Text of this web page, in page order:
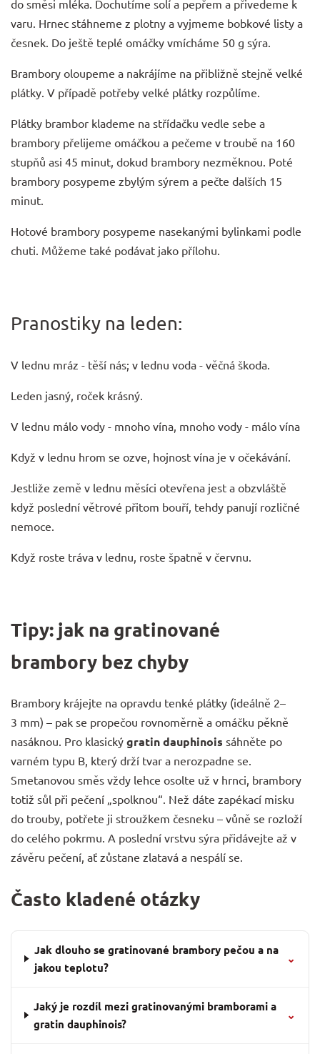
do směsi mléka. Dochutíme solí a pepřem a přivedeme k
varu. Hrnec stáhneme z plotny a vyjmeme bobkové listy a
česnek. Do ještě teplé omáčky vmícháme 50 g sýra.
Brambory oloupeme a nakrájíme na přibližně stejně velké
plátky. V případě potřeby velké plátky rozpůlíme.
Plátky brambor klademe na střídačku vedle sebe a
brambory přelijeme omáčkou a pečeme v troubě na 160
stupňů asi 45 minut, dokud brambory nezměknou. Poté
brambory posypeme zbylým sýrem a pečte dalších 15
minut.
Hotové brambory posypeme nasekanými bylinkami podle
chuti. Můžeme také podávat jako přílohu.
Pranostiky na leden:
V lednu mráz - těší nás; v lednu voda - věčná škoda.
Leden jasný, roček krásný.
V lednu málo vody - mnoho vína, mnoho vody - málo vína
Když v lednu hrom se ozve, hojnost vína je v očekávání.
Jestliže země v lednu měsíci otevřena jest a obzvláště
když poslední větrové přitom bouří, tehdy panují rozličné
nemoce.
Když roste tráva v lednu, roste špatně v červnu.
Tipy: jak na gratinované
brambory bez chyby
Brambory krájejte na opravdu tenké plátky (ideálně 2–
3 mm) – pak se propečou rovnoměrně a omáčku pěkně
nasáknou. Pro klasický gratin dauphinois sáhněte po
varném typu B, který drží tvar a nerozpadne se.
Smetanovou směs vždy lehce osolte už v hrnci, brambory
totiž sůl při pečení „spolknou“. Než dáte zapékací misku
do trouby, potřete ji stroužkem česneku – vůně se rozloží
do celého pokrmu. A poslední vrstvu sýra přidávejte až v
závěru pečení, ať zůstane zlatavá a nespálí se.
Často kladené otázky
Jak dlouho se gratinované brambory pečou a na
jakou teplotu?
⌄
Jaký je rozdíl mezi gratinovanými bramborami a
gratin dauphinois?
⌄